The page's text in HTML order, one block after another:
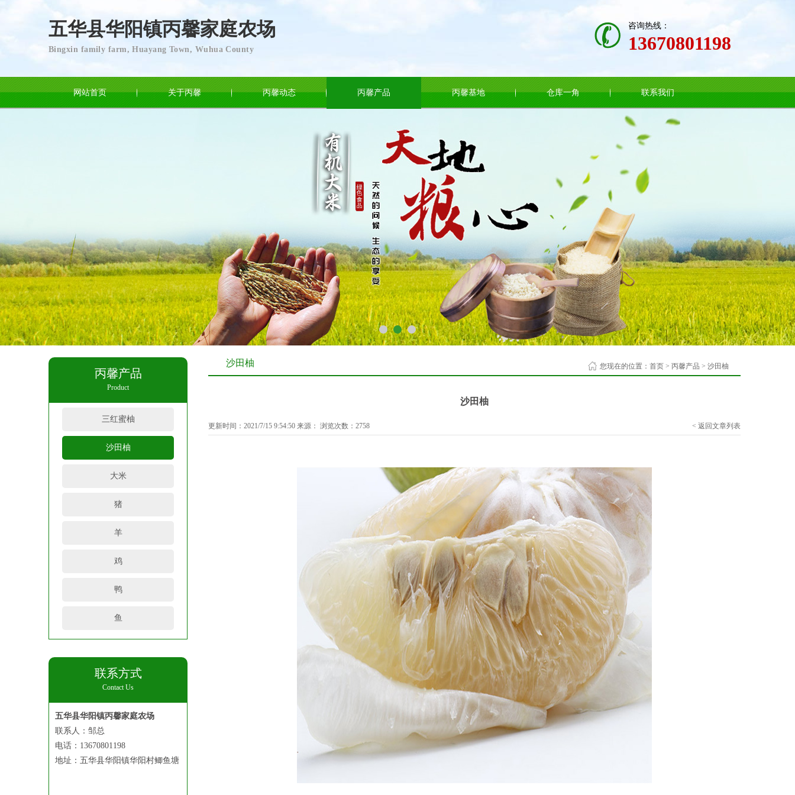
五华县华阳镇丙馨家庭农场
Bingxin family farm, Huayang Town, Wuhua County
咨询热线：
13670801198
网站首页 关于丙馨 丙馨动态 丙馨产品 丙馨基地 仓库一角 联系我们
1 2 3
丙馨产品
Product
三红蜜柚
沙田柚
大米
猪
羊
鸡
鸭
鱼
联系方式
Contact Us
五华县华阳镇丙馨家庭农场
联系人：邹总
电话：13670801198
地址：五华县华阳镇华阳村鲫鱼塘
沙田柚 您现在的位置： 首页 > 丙馨产品 > 沙田柚
沙田柚
更新时间：2021/7/15 9:54:50 来源： 浏览次数：2758 < 返回文章列表